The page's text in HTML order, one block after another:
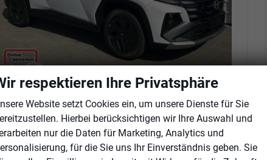
TUCSON
Black Line 1.6 T-GDi HEV AT Android Auto*Navi*SHZ*Kamera*2Z Klimaauto*
lieferbar Fahrzeug mit Tageszulassung
103004 Getriebe Automatik
respektieren Ihre Privatsphäre
Website setzt Cookies ein, um unsere Dienste für Sie
Hierbei berücksichtigen wir Ihre Auswahl und
nur die Daten für Marketing, Analytics und
für die Sie uns Ihr Einverständnis geben. Sie